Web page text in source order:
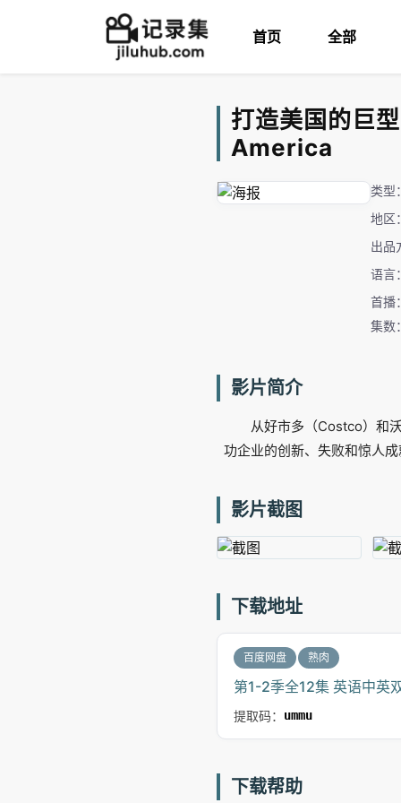
首页 全部
打造美国的巨
America
类型：
地区：
出品
语言：
首播
集数
影片简介
从好市多（Costco）和
功企业的创新、失败和惊人
影片截图
下载地址
百度网盘 熟肉
第1-2季全12集 英语中英
提取码： ummu
下载帮助